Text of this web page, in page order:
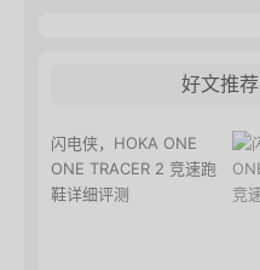
好文推荐
闪电侠，HOKA ONE
ONE TRACER 2 竞速跑
鞋详细评测